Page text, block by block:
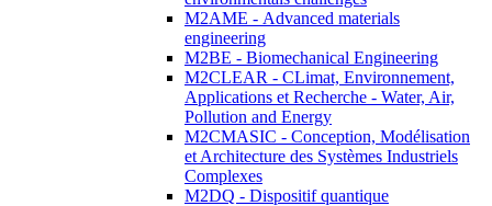
M2AME - Advanced materials
engineering
M2BE - Biomechanical Engineering
M2CLEAR - CLimat, Environnement,
Applications et Recherche - Water, Air,
Pollution and Energy
M2CMASIC - Conception, Modélisation
et Architecture des Systèmes Industriels
Complexes
M2DQ - Dispositif quantique